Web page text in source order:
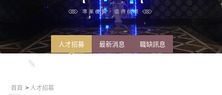
人才招募 最新消息 職缺訊息
首頁
人才招募